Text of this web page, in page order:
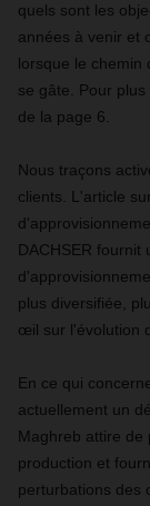
quels sont les
années à venir et
lorsque le chemin
se gâte. Pour
de la page 6.
Nous traçons
clients. L'article
DACHSER fournit
plus diversifiée,
œil sur l'évolution
En ce qui
actuellement un
Maghreb attire de
production et
perturbations des